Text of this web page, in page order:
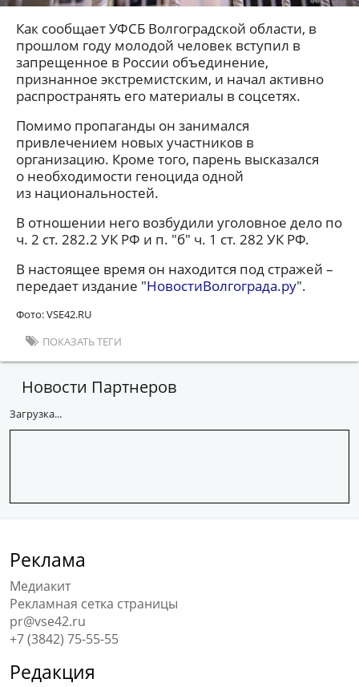
Как сообщает УФСБ Волгоградской области, в
прошлом году молодой человек вступил в
запрещенное в России объединение,
признанное экстремистским, и начал активно
распространять его материалы в соцсетях.
Помимо пропаганды он занимался
привлечением новых участников в
организацию. Кроме того, парень высказался
о необходимости геноцида одной
из национальностей.
В отношении него возбудили уголовное дело по
ч. 2 ст. 282.2 УК РФ и п. "б" ч. 1 ст. 282 УК РФ.
В настоящее время он находится под стражей –
передает издание "НовостиВолгограда.ру".
Фото: VSE42.RU
ПОКАЗАТЬ ТЕГИ
Новости Партнеров
Загрузка...
Реклама
Медиакит
Рекламная сетка страницы
pr@vse42.ru
+7 (3842) 75-55-55
Редакция